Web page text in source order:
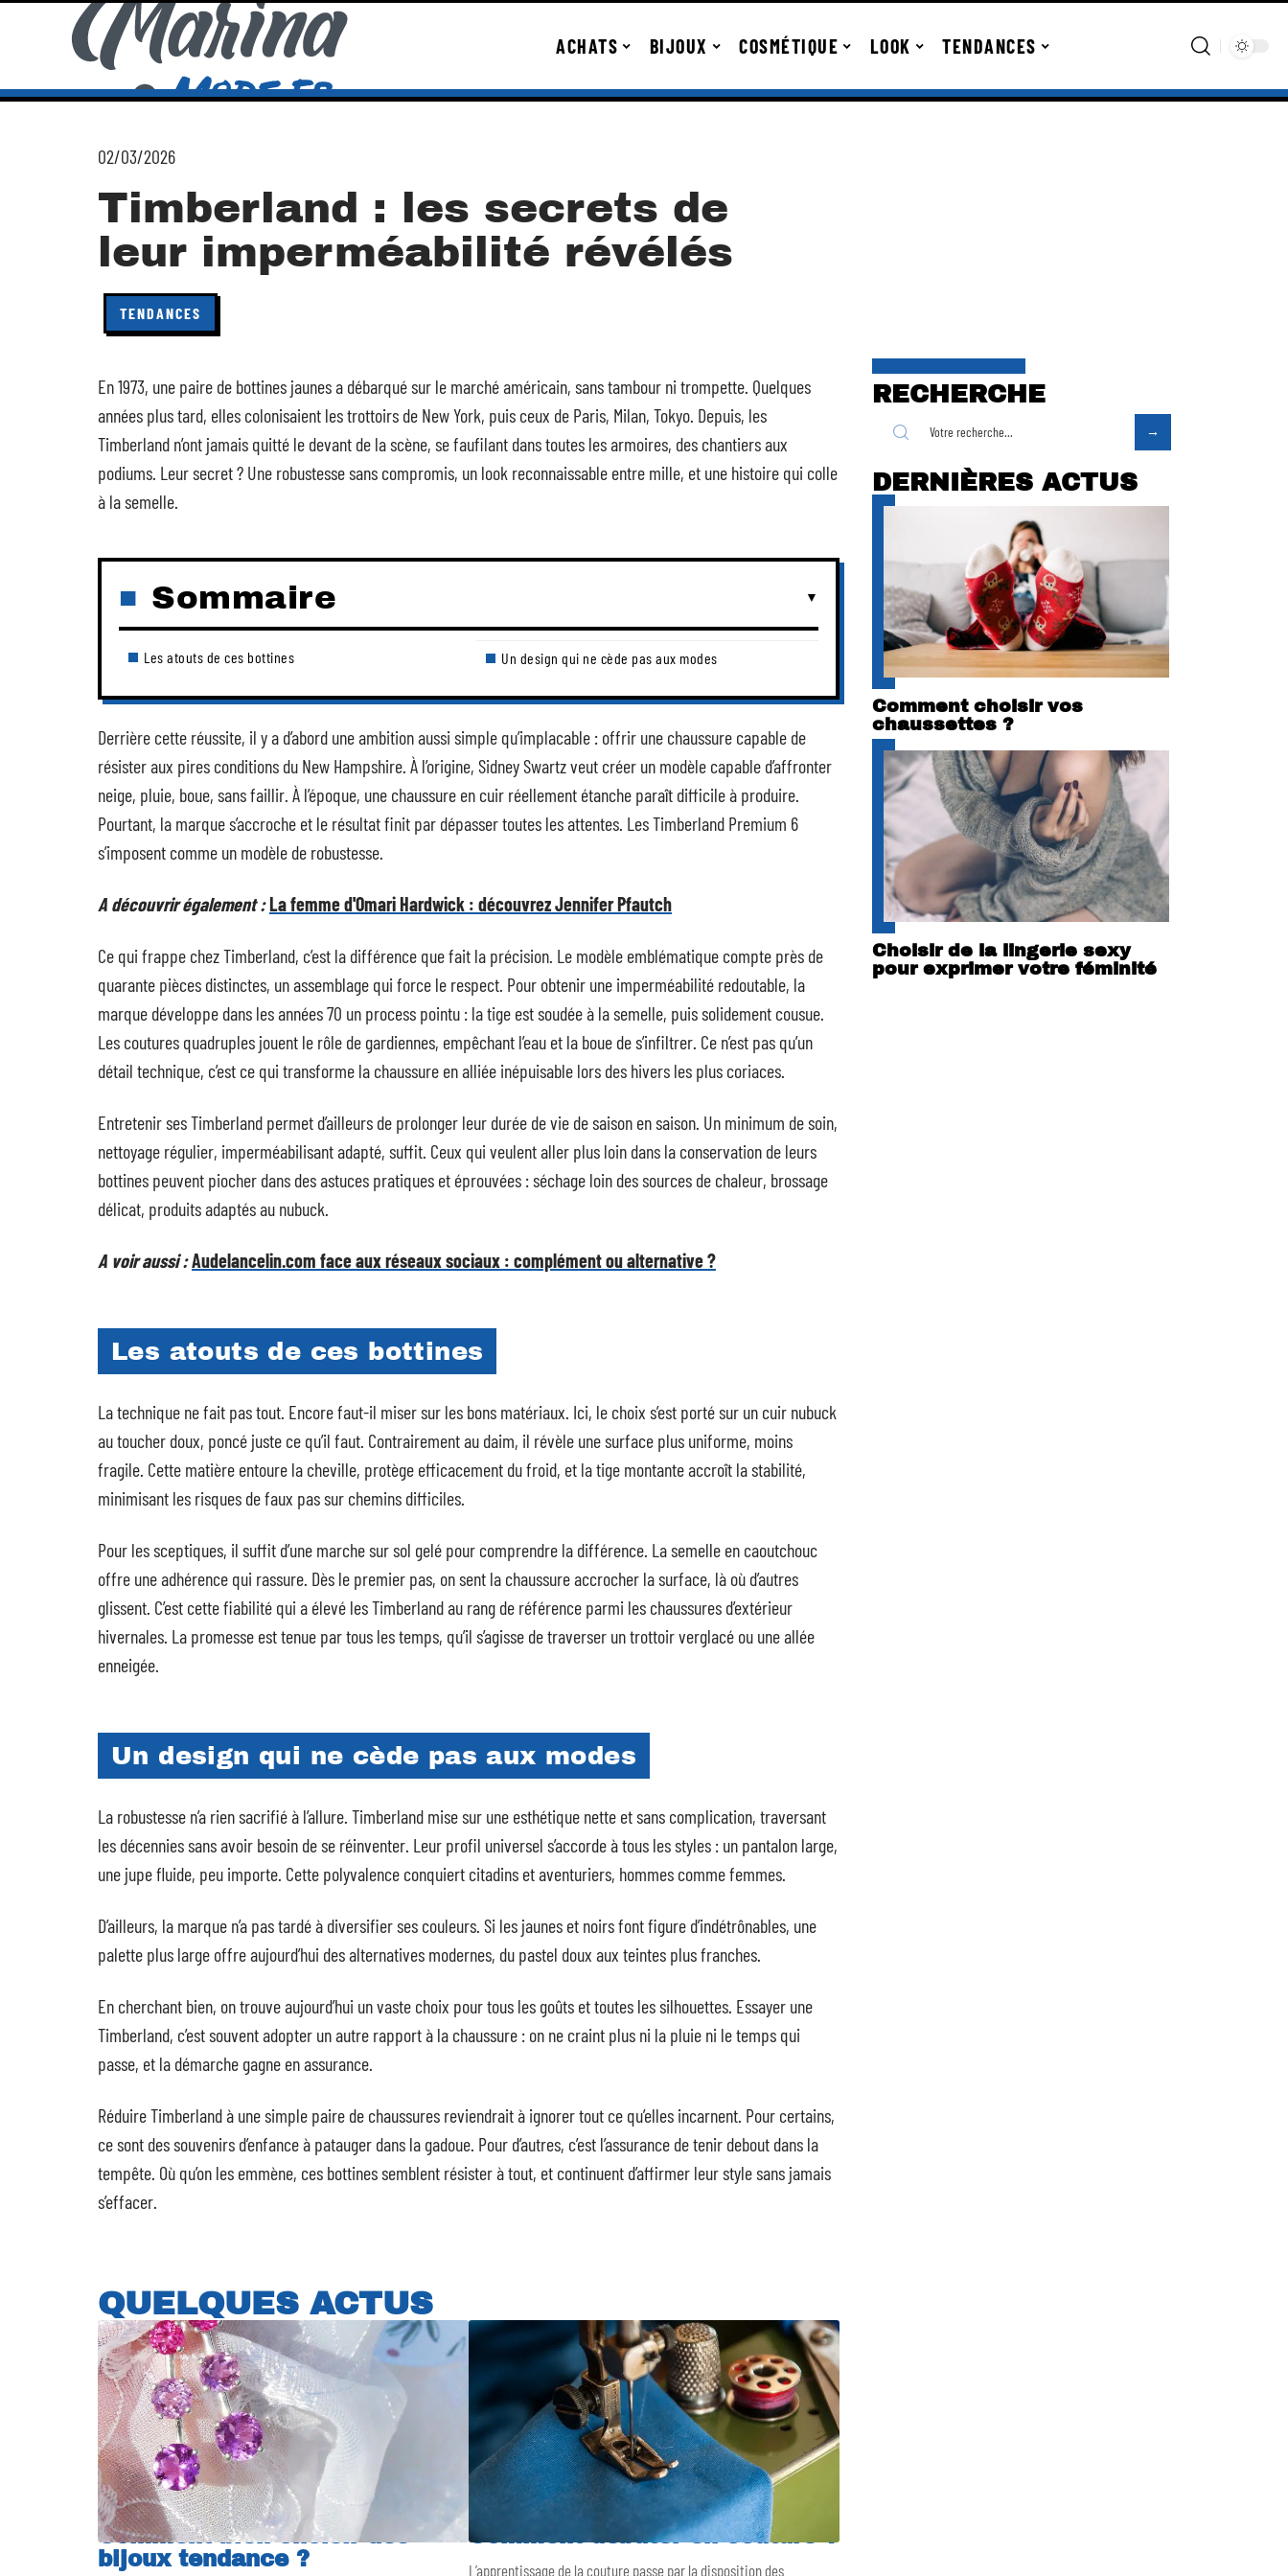
ACHATS BIJOUX COSMÉTIQUE LOOK TENDANCES
02/03/2026
Timberland : les secrets de
leur imperméabilité révélés
TENDANCES
En 1973, une paire de bottines jaunes a débarqué sur le marché américain, sans tambour ni trompette. Quelques
années plus tard, elles colonisaient les trottoirs de New York, puis ceux de Paris, Milan, Tokyo. Depuis, les
Timberland n’ont jamais quitté le devant de la scène, se faufilant dans toutes les armoires, des chantiers aux
podiums. Leur secret ? Une robustesse sans compromis, un look reconnaissable entre mille, et une histoire qui colle
à la semelle.
Sommaire
Les atouts de ces bottines Un design qui ne cède pas aux modes
Derrière cette réussite, il y a d’abord une ambition aussi simple qu’implacable : offrir une chaussure capable de
résister aux pires conditions du New Hampshire. À l’origine, Sidney Swartz veut créer un modèle capable d’affronter
neige, pluie, boue, sans faillir. À l’époque, une chaussure en cuir réellement étanche paraît difficile à produire.
Pourtant, la marque s’accroche et le résultat finit par dépasser toutes les attentes. Les Timberland Premium 6
s’imposent comme un modèle de robustesse.
A découvrir également :La femme d'Omari Hardwick : découvrez Jennifer Pfautch
Ce qui frappe chez Timberland, c’est la différence que fait la précision. Le modèle emblématique compte près de
quarante pièces distinctes, un assemblage qui force le respect. Pour obtenir une imperméabilité redoutable, la
marque développe dans les années 70 un process pointu : la tige est soudée à la semelle, puis solidement cousue.
Les coutures quadruples jouent le rôle de gardiennes, empêchant l’eau et la boue de s’infiltrer. Ce n’est pas qu’un
détail technique, c’est ce qui transforme la chaussure en alliée inépuisable lors des hivers les plus coriaces.
Entretenir ses Timberland permet d’ailleurs de prolonger leur durée de vie de saison en saison. Un minimum de soin,
nettoyage régulier, imperméabilisant adapté, suffit. Ceux qui veulent aller plus loin dans la conservation de leurs
bottines peuvent piocher dans des astuces pratiques et éprouvées : séchage loin des sources de chaleur, brossage
délicat, produits adaptés au nubuck.
A voir aussi :Audelancelin.com face aux réseaux sociaux : complément ou alternative ?
Les atouts de ces bottines
La technique ne fait pas tout. Encore faut-il miser sur les bons matériaux. Ici, le choix s’est porté sur un cuir nubuck
au toucher doux, poncé juste ce qu’il faut. Contrairement au daim, il révèle une surface plus uniforme, moins
fragile. Cette matière entoure la cheville, protège efficacement du froid, et la tige montante accroît la stabilité,
minimisant les risques de faux pas sur chemins difficiles.
Pour les sceptiques, il suffit d’une marche sur sol gelé pour comprendre la différence. La semelle en caoutchouc
offre une adhérence qui rassure. Dès le premier pas, on sent la chaussure accrocher la surface, là où d’autres
glissent. C’est cette fiabilité qui a élevé les Timberland au rang de référence parmi les chaussures d’extérieur
hivernales. La promesse est tenue par tous les temps, qu’il s’agisse de traverser un trottoir verglacé ou une allée
enneigée.
Un design qui ne cède pas aux modes
La robustesse n’a rien sacrifié à l’allure. Timberland mise sur une esthétique nette et sans complication, traversant
les décennies sans avoir besoin de se réinventer. Leur profil universel s’accorde à tous les styles : un pantalon large,
une jupe fluide, peu importe. Cette polyvalence conquiert citadins et aventuriers, hommes comme femmes.
D’ailleurs, la marque n’a pas tardé à diversifier ses couleurs. Si les jaunes et noirs font figure d’indétrônables, une
palette plus large offre aujourd’hui des alternatives modernes, du pastel doux aux teintes plus franches.
En cherchant bien, on trouve aujourd’hui un vaste choix pour tous les goûts et toutes les silhouettes. Essayer une
Timberland, c’est souvent adopter un autre rapport à la chaussure : on ne craint plus ni la pluie ni le temps qui
passe, et la démarche gagne en assurance.
Réduire Timberland à une simple paire de chaussures reviendrait à ignorer tout ce qu’elles incarnent. Pour certains,
ce sont des souvenirs d’enfance à patauger dans la gadoue. Pour d’autres, c’est l’assurance de tenir debout dans la
tempête. Où qu’on les emmène, ces bottines semblent résister à tout, et continuent d’affirmer leur style sans jamais
s’effacer.
QUELQUES ACTUS
Comment bien choisir des
bijoux tendance ?
Comment débuter en couture ?
L’apprentissage de la couture passe par la disposition des
RECHERCHE
DERNIÈRES ACTUS
Comment choisir vos
chaussettes ?
Choisir de la lingerie sexy
pour exprimer votre féminité